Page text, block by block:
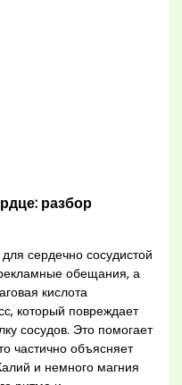
разбор
сердечно сосудистой
обещания, а
кислота
который повреждает
сосудов. Это помогает
частично объясняет
и немного магния